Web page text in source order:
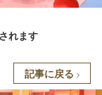
れます
記事に戻る